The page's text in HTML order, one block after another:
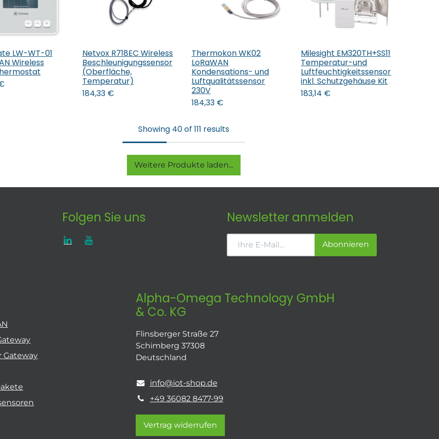
Warenkorb
LW-WT-01
Wireless
In den Warenkorb
Netvox R718EC Wireless
Beschleunigungssensor
(Oberfläche,
Temperatur)
184,33€
Thermokon WK02
LoRaWAN
Kondensations- und
Luftqualitätssensor
230V
184,33 €
In den Warenkorb
Milesight EM320TH+SS11
Temperatur-und
Luftfeuchtigkeitssensor
inkl. Schutzgehäuse Kit
183,14 €
Showing 40 of 111 results
Weitere Produkte laden...
Folgen Sie uns Newsletter anmelden
Abonnieren
Gateway
Alpha-Omega Technology GmbH
& Co. KG
Flinsberger Straße 27
Schimberg 37308
Deutschland
info@iot-shop.de
+49 36082 8477-99
Vertrag widerrufen